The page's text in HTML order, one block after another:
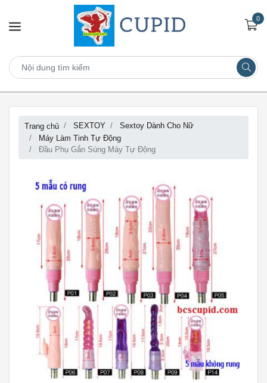
0
Trang chủ SEXTOY
Sextoy Dành Cho Nữ
Máy Làm Tinh Tự Động
Đầu Phụ Gắn Súng Máy Tự Động